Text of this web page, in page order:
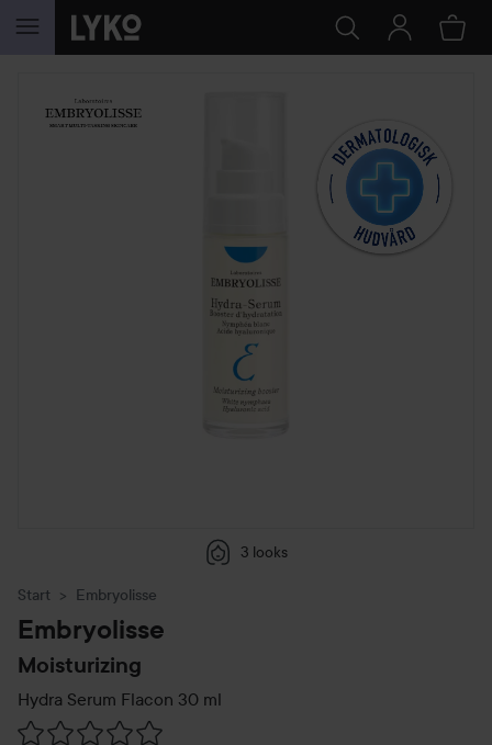
HOPPA TILL INNEHÅLLET
3 looks
Start Embryolisse
Embryolisse
Moisturizing
Hydra Serum Flacon 30 ml
Hoppa till Betyg & kommentarer